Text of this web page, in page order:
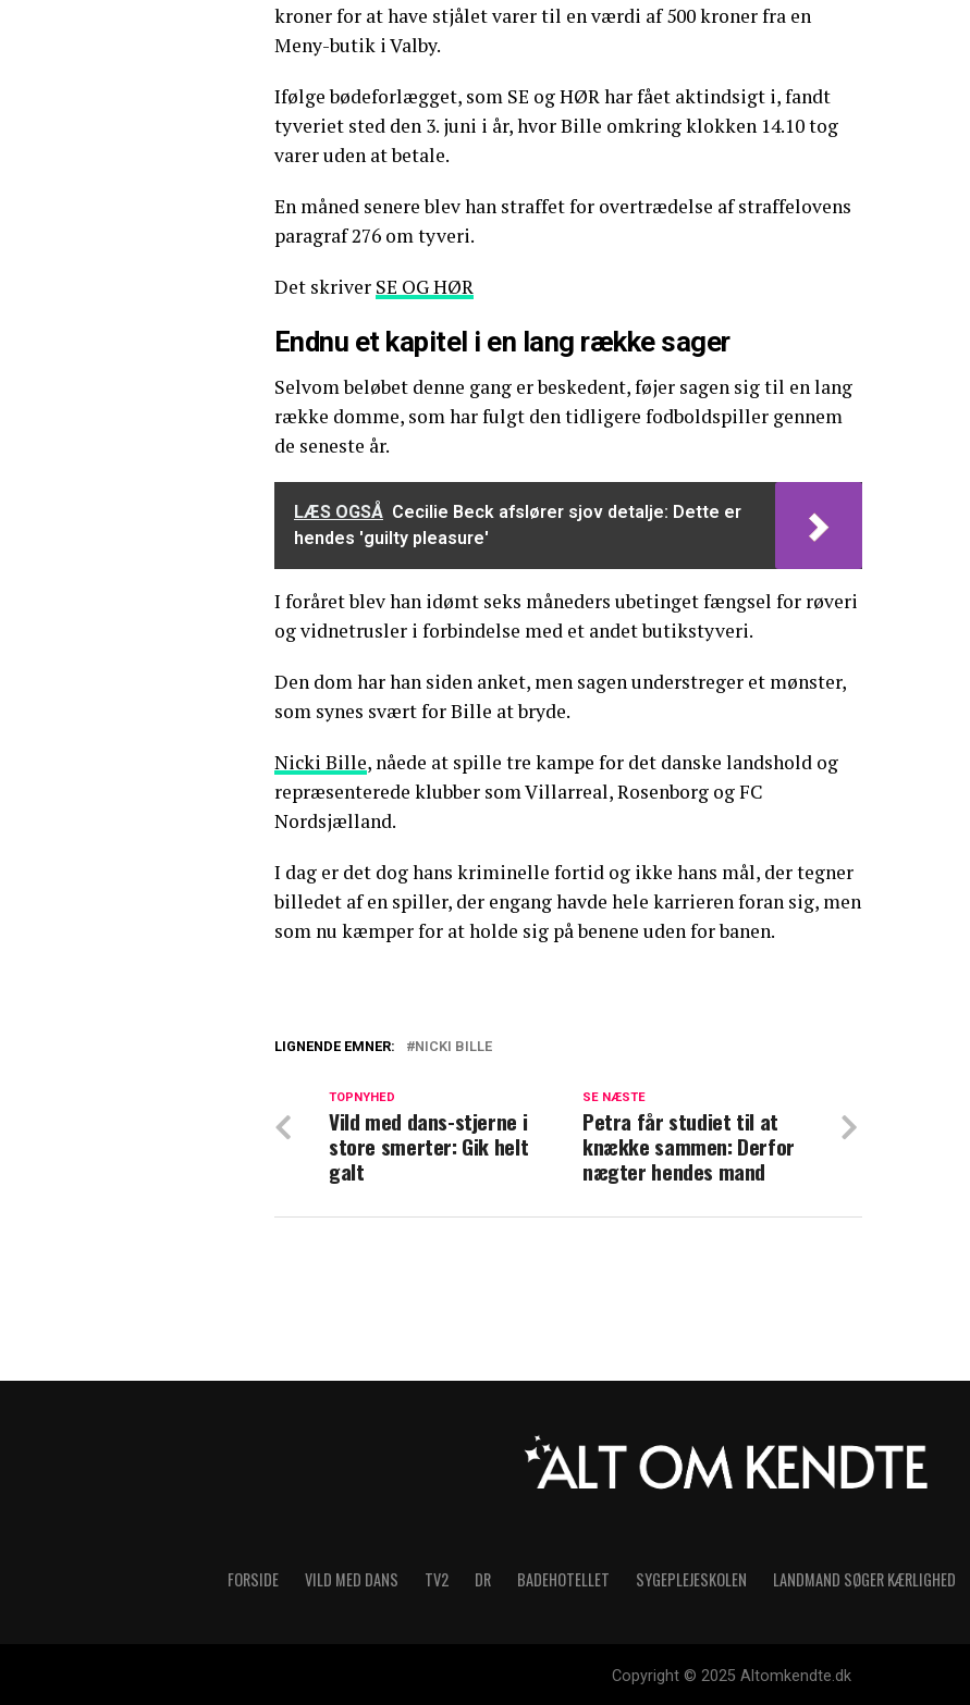
kroner for at have stjålet varer til en værdi af 500 kroner fra en
Meny-butik i Valby.
Ifølge bødeforlægget, som SE og HØR har fået aktindsigt i, fandt
tyveriet sted den 3. juni i år, hvor Bille omkring klokken 14.10 tog
varer uden at betale.
En måned senere blev han straffet for overtrædelse af straffelovens
paragraf 276 om tyveri.
Det skriver SE OG HØR
Endnu et kapitel i en lang række sager
Selvom beløbet denne gang er beskedent, føjer sagen sig til en lang
række domme, som har fulgt den tidligere fodboldspiller gennem
de seneste år.
LÆS OGSÅ Cecilie Beck afslører sjov detalje: Dette er
hendes 'guilty pleasure'
I foråret blev han idømt seks måneders ubetinget fængsel for røveri
og vidnetrusler i forbindelse med et andet butikstyveri.
Den dom har han siden anket, men sagen understreger et mønster,
som synes svært for Bille at bryde.
Nicki Bille, nåede at spille tre kampe for det danske landshold og
repræsenterede klubber som Villarreal, Rosenborg og FC
Nordsjælland.
I dag er det dog hans kriminelle fortid og ikke hans mål, der tegner
billedet af en spiller, der engang havde hele karrieren foran sig, men
som nu kæmper for at holde sig på benene uden for banen.
juice og karton vin til 176 kroner
Østre Landsret 2027: Nicki Bille nægter sig skyldig
LIGNENDE EMNER: NICKI BILLE
SE NÆSTE
Petra får studiet til at
knække sammen: Derfor
nægter hendes mand
TOPNYHED
Vild med dans-stjerne i
store smerter: Gik helt
galt
FORSIDE VILD MED DANS TV2 DR BADEHOTELLET SYGEPLEJESKOLEN LANDMAND SØGER KÆRLIGHED
Copyright © 2025 Altomkendte.dk